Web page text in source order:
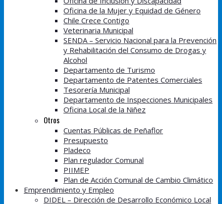
Oficina de la Mujer y Equidad de Género
Chile Crece Contigo
Veterinaria Municipal
SENDA – Servicio Nacional para la Prevención
y Rehabilitación del Consumo de Drogas y
Alcohol
Departamento de Turismo
Departamento de Patentes Comerciales
Tesorería Municipal
Departamento de Inspecciones Municipales
Oficina Local de la Niñez
Otros
Cuentas Públicas de Peñaflor
Presupuesto
Pladeco
Plan regulador Comunal
PIIMEP
Plan de Acción Comunal de Cambio Climático
Emprendimiento y Empleo
DIDEL – Dirección de Desarrollo Económico Local